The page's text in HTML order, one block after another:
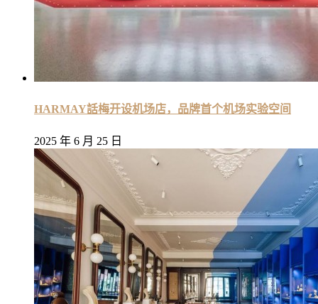
HARMAY話梅开设机场店，品牌首个机场实验空间
2025 年 6 月 25 日